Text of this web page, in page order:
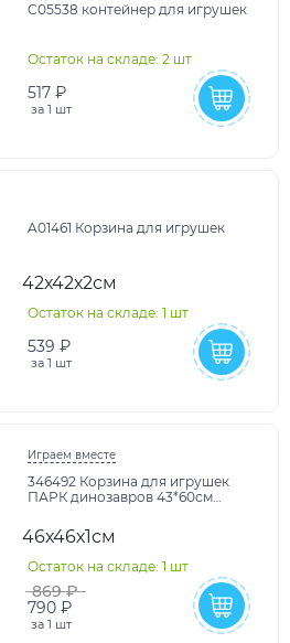
C05538 контейнер для игрушек
Остаток на складе: 2 шт
517 ₽
за 1 шт
A01461 Корзина для игрушек
42х42х2см
Остаток на складе: 1 шт
539 ₽
за 1 шт
Играем вместе
346492 Корзина для игрушек
ПАРК динозавров 43*60см
46х46х1см
Остаток на складе: 1 шт
869 ₽
790 ₽
за 1 шт